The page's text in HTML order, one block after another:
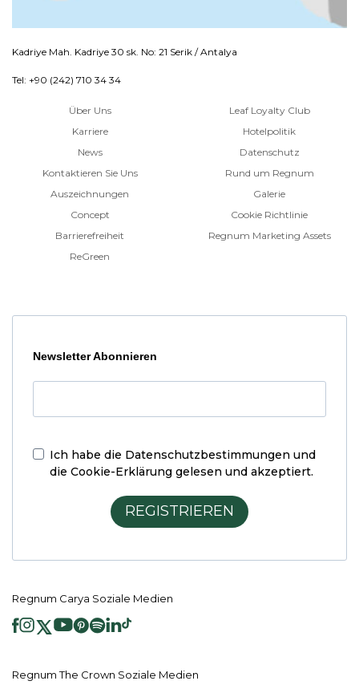
Kadriye Mah. Kadriye 30 sk. No: 21 Serik / Antalya
Tel: +90 (242) 710 34 34
Über Uns
Karriere
News
Kontaktieren Sie Uns
Auszeichnungen
Concept
Barrierefreiheit
ReGreen
Leaf Loyalty Club
Hotelpolitik
Datenschutz
Rund um Regnum
Galerie
Cookie Richtlinie
Regnum Marketing Assets
Newsletter Abonnieren
Ich habe die Datenschutzbestimmungen und
die Cookie-Erklärung gelesen und akzeptiert.
REGISTRIEREN
Regnum Carya Soziale Medien
Regnum The Crown Soziale Medien